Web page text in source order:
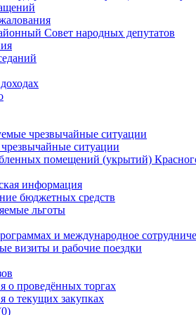
Совет народных депутатов
чрезвычайные ситуации
ситуации
помещений (укрытий)
информация
бюджетных средств
льготы
и международное
визиты и рабочие поездки
о проведённых торгах
о текущих закупках